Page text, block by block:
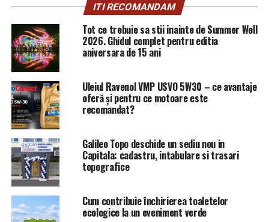
antedatare”, un contract de consultanta si asistenta
juridica.
„Inculpatii THOMA EMILIOS si BITA NICOLETA –
GEORGIANA, la o data ulterioara pronuntarii,
ramanerii definitive si legalizarii sentintei civile nr.
9295/12.06.2009 a Tribunalului Bucuresti – Sectia a
VI-a Comerciala, in dosarul nr. 14293/3/2008, in
cursul desfasurarii procedurii de punere in executare
a acestei hotarari, respectiv in perioada 12.03.2010 –
29.03.2010, au folosit, prin intermediul inculpatei
ANDRONACHE CRISTINA, un contract de consultanta
si asistenta juridica falsificat prin plasmuire integrala
si antedatat – 09.11.2006, astfel incat sa para incheiat
in perioada in care inculpatul THOMA EMILIOS
ITI RECOMANDAM
Tot ce trebuie sa stii inainte de Summer Well
2026. Ghidul complet pentru editia
aniversara de 15 ani
Uleiul Ravenol VMP USVO 5W30 – ce avantaje
oferă și pentru ce motoare este
recomandat?
Galileo Topo deschide un sediu nou in
Capitala: cadastru, intabulare si trasari
topografice
Cum contribuie închirierea toaletelor
ecologice la un eveniment verde